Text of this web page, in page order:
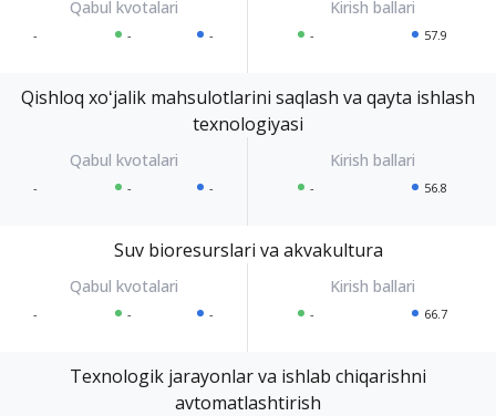
- - - - 57.9
Qishloq xoʻjalik mahsulotlarini saqlash va qayta ishlash
texnologiyasi
- - - - 56.8
Suv bioresurslari va akvakultura
- - - - 66.7
Texnologik jarayonlar va ishlab chiqarishni
avtomatlashtirish